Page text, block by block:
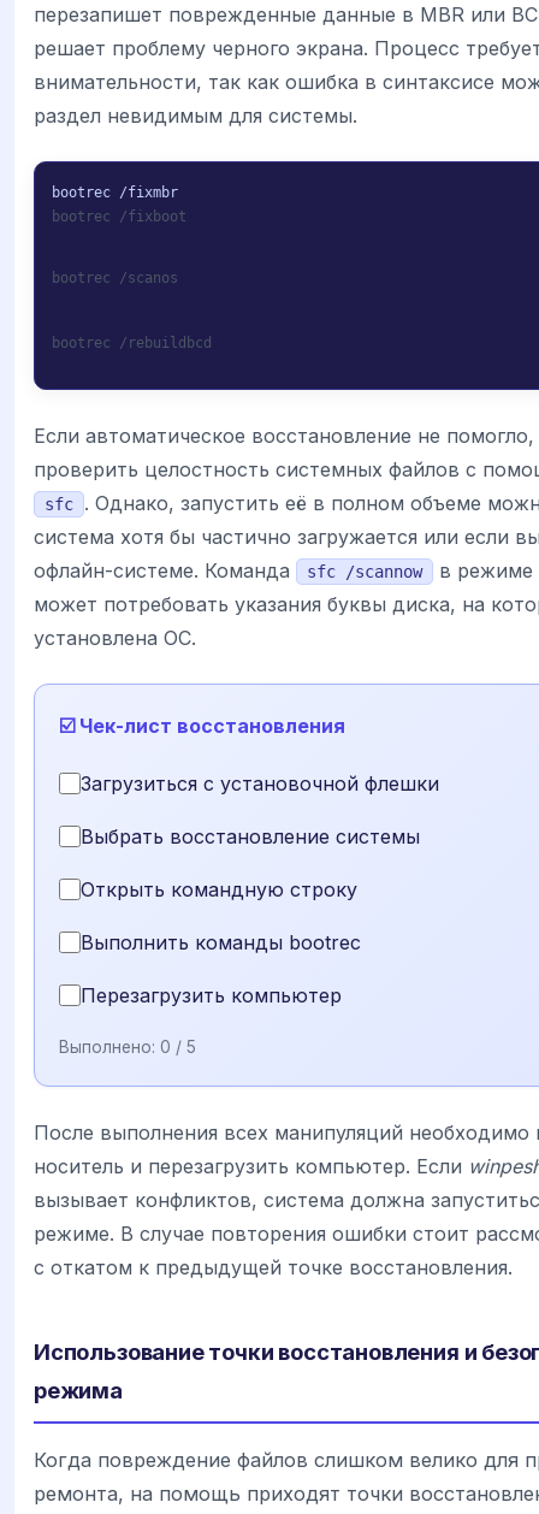
перезапишет поврежденные данные в MBR или
решает проблему черного экрана. Процесс
внимательности, так как ошибка в синтаксисе
раздел невидимым для системы.
bootrec /fixboot
bootrec /scanos
bootrec /rebuildbcd
Если автоматическое восстановление не помогло,
проверить целостность системных файлов с
sfc
. Однако, запустить её в полном объеме
система хотя бы частично загружается или если
офлайн-системе. Команда
sfc /scannow
в режиме
может потребовать указания буквы диска, на
установлена ОС.
☑️ Чек-лист восстановления
Загрузиться с установочной флешки
Выбрать восстановление системы
Открыть командную строку
Выполнить команды bootrec
Перезагрузить компьютер
Выполнено: 0 / 5
После выполнения всех манипуляций необходимо
носитель и перезагрузить компьютер. Если
вызывает конфликтов, система должна
режиме. В случае повторения ошибки стоит
с откатом к предыдущей точке восстановления.
Использование точки восстановления и
режима
Когда повреждение файлов слишком велико для
ремонта, на помощь приходят точки